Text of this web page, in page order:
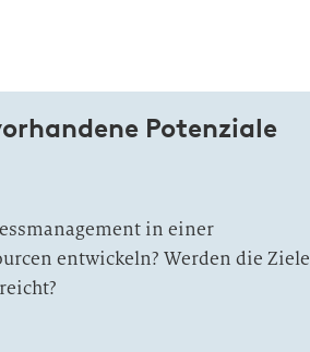
Potenziale
in einer
entwickeln? Werden die Ziele